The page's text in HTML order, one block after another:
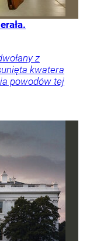
z
kwatera
powodów tej